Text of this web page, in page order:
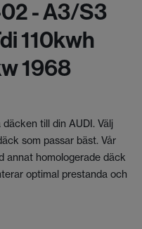
- A3/s3
110kwh
1968
till din AUDI. Välj
som passar bäst. Vår
annat homologerade däck
optimal prestanda och